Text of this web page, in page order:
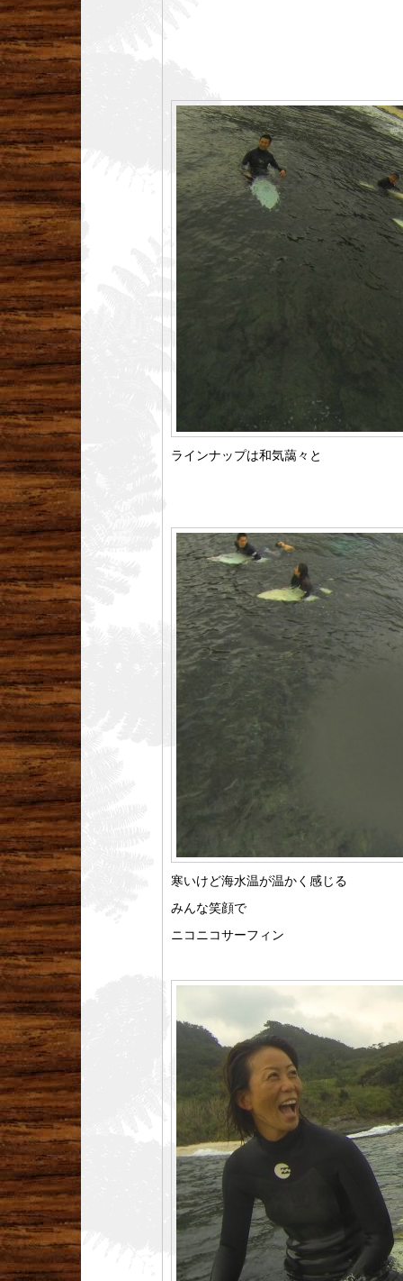
ラインナップは和気藹々と
寒いけど海水温が温かく感じる
みんな笑顔で
ニコニコサーフィン